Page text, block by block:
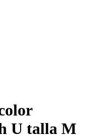
U talla M